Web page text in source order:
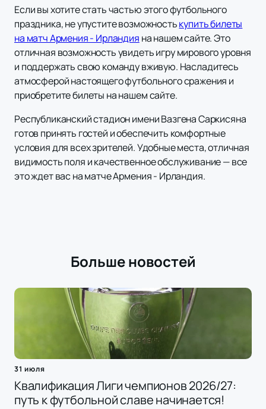
Если вы хотите стать частью этого футбольного
праздника, не упустите возможностькупить билеты
на матч Армения - Ирландия на нашем сайте. Это
отличная возможность увидеть игру мирового уровня
и поддержать свою команду вживую. Насладитесь
атмосферой настоящего футбольного сражения и
приобретите билеты на нашем сайте.
Республиканский стадион имени Вазгена Саркисяна
готов принять гостей и обеспечить комфортные
условия для всех зрителей. Удобные места, отличная
видимость поля и качественное обслуживание — все
это ждет вас на матче Армения - Ирландия.
Больше новостей
31 июля
Квалификация Лиги чемпионов 2026/27:
путь к футбольной славе начинается!